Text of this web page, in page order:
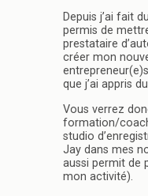
Depuis j’ai fait
permis de
prestataire
créer mon
que j’ai appris
Vous verrez
formation/
studio
Jay dans mes
aussi permit de
mon activité).